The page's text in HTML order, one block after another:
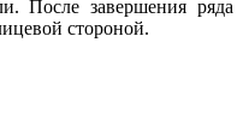
После завершения ряда
стороной.